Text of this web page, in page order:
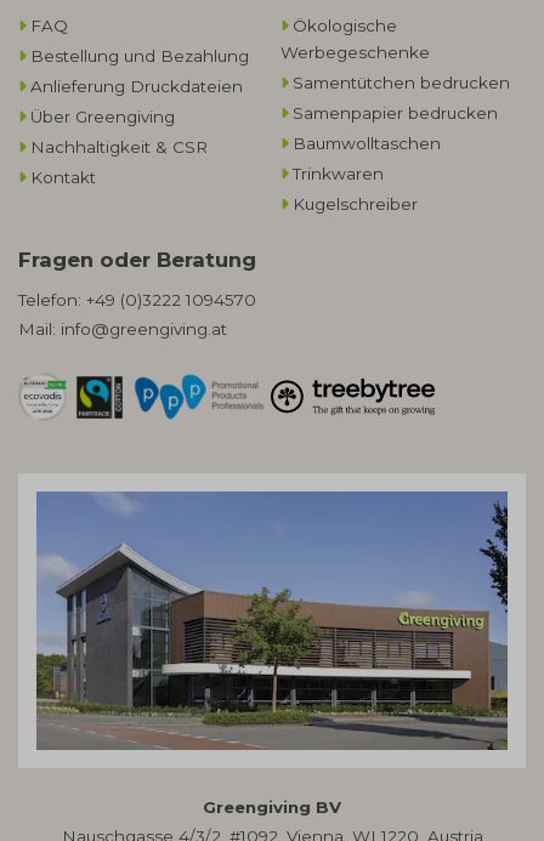
FAQ
Bestellung und Bezahlung
Anlieferung Druckdateien
Über Greengiving
Nachhaltigkeit & CSR
Kontakt
Ökologische
Werbegeschenke​
Samentütchen bedrucken
Samenpapier bedrucken
Baumwolltaschen​
Trinkwaren
Kugelschreiber
Fragen oder Beratung
Telefon: +49 (0)3222 1094570
Mail: info@greengiving.at
Greengiving BV
Nauschgasse 4/3/2, #1092, Vienna, WI 1220, Austria